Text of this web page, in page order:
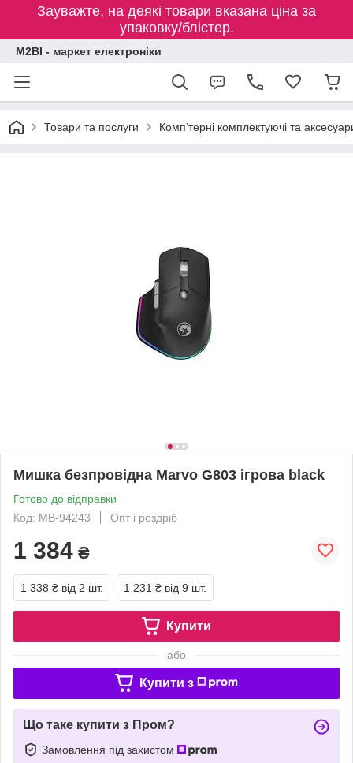
Зауважте, на деякі товари вказана ціна за
упаковку/блістер.
M2BI - маркет електроніки
Товари та послуги Компʼтерні комплектуючі та
Мишка безпровідна Marvo G803 ігрова black
Готово до відправки
Код: MB-94243
Опт і роздріб
1 384 ₴
1 338 ₴ від 2 шт. 1 231 ₴ від 9 шт.
Купити
або
Купити з
Що таке купити з Пром?
Замовлення під захистом